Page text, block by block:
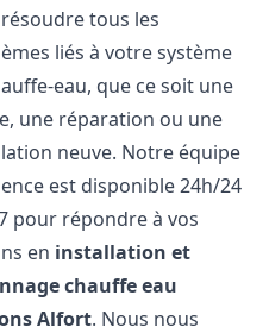
tous les
liés à votre système
eau, que ce soit une
une réparation ou une
neuve. Notre équipe
est disponible 24h/24
pour répondre à vos
en installation et
chauffe eau
Alfort. Nous nous